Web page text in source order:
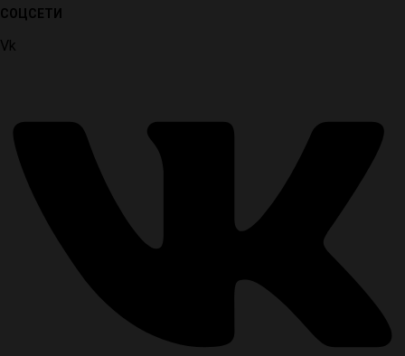
СОЦСЕТИ
Vk